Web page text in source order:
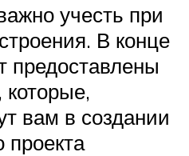
учесть при
В конце
предоставлены
которые,
вам в создании
проекта